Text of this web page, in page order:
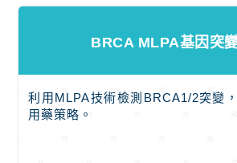
BRCA MLPA基因突
利用MLPA技術檢測BRCA1/2突變
用藥策略。